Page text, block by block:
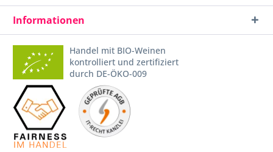
Informationen
Handel mit BIO-Weinen
kontrolliert und zertifiziert
durch DE-ÖKO-009